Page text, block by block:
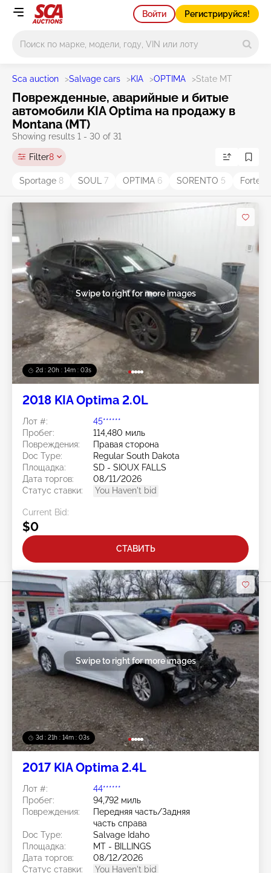
Войти Регистрируйся!
Sca auction >Salvage cars >KIA >OPTIMA >State MT
Поврежденные, аварийные и битые
автомобили KIA Optima на продажу в
Montana (MT)
Showing results 1 - 30 of 31
Filter8
Sportage 8 SOUL 7 OPTIMA 6 SORENTO 5 Forte
2d : 20h : 14m : 00s
Swipe to right for more images
2018 KIA Optima 2.0L
Лот #:
45******
Пробег:
114,480 миль
Повреждения:
Правая сторона
Doc Type:
Regular South Dakota
Площадка:
SD - SIOUX FALLS
Дата торгов:
08/11/2026
Статус ставки:
You Haven't bid
Current Bid:
$0
СТАВИТЬ
3d : 21h : 14m : 00s
Swipe to right for more images
2017 KIA Optima 2.4L
Лот #:
44******
Пробег:
94,792 миль
Повреждения:
Передняя часть/Задняя
часть справа
Doc Type:
Salvage Idaho
Площадка:
MT - BILLINGS
Дата торгов:
08/12/2026
Статус ставки:
You Haven't bid